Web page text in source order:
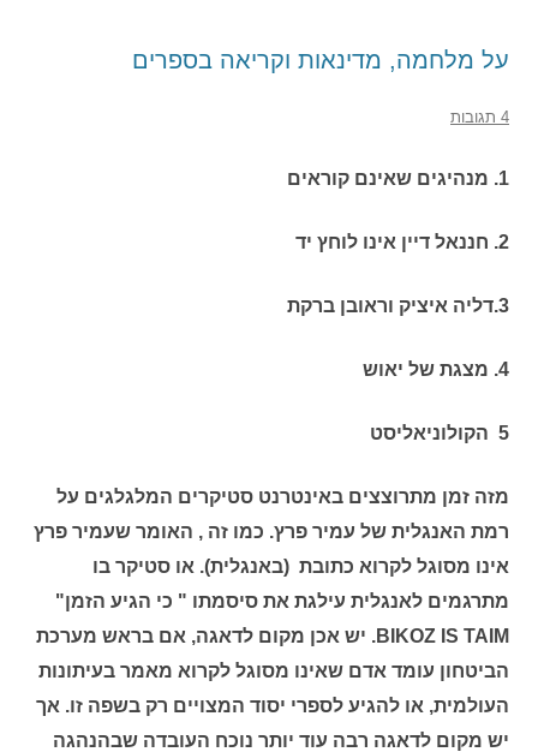
על מלחמה, מדינאות וקריאה בספרים
מזה זמן מתרוצצים באינטרנט סטיקרים המלגלגים על
רמת האנגלית של עמיר פרץ. כמו זה , האומר שעמיר פרץ
אינו מסוגל לקרוא כתובת (באנגלית). או סטיקר בו
מתרגמים לאנגלית עילגת את סיסמתו " כי הגיע הזמן"
BIKOZ IS TAIM. יש אכן מקום לדאגה, אם בראש מערכת
הביטחון עומד אדם שאינו מסוגל לקרוא מאמר בעיתונות
העולמית, או להגיע לספרי יסוד המצויים רק בשפה זו. אך
יש מקום לדאגה רבה עוד יותר נוכח העובדה שבהנהגה